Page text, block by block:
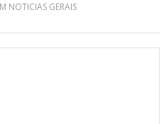
NOTICIAS GERAIS